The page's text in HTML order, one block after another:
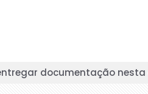
termina nesta quinta (30);